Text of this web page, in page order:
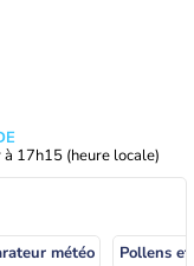
à 17h15 (heure locale)
météo Pollens